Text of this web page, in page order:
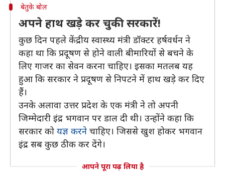
बेतुके बोल
अपने हाथ खड़े कर चुकी सरकारें!
कुछ दिन पहले केंद्रीय स्वास्थ्य मंत्री डॉक्टर हर्षवर्धन ने
कहा था कि प्रदूषण से होने वाली बीमारियों से बचने के
लिए गाजर का सेवन करना चाहिए। इसका मतलब यह
हुआ कि सरकार ने प्रदूषण से निपटने में हाथ खड़े कर दिए
हैं।
उनके अलावा उत्तर प्रदेश के एक मंत्री ने तो अपनी
जिम्मेदारी इंद्र भगवान पर डाल दी थी। उन्होंने कहा कि
सरकार को यज्ञ करने चाहिए। जिससे खुश होकर भगवान
इंद्र सब कुछ ठीक कर देंगे।
आपने पूरा पढ़ लिया है